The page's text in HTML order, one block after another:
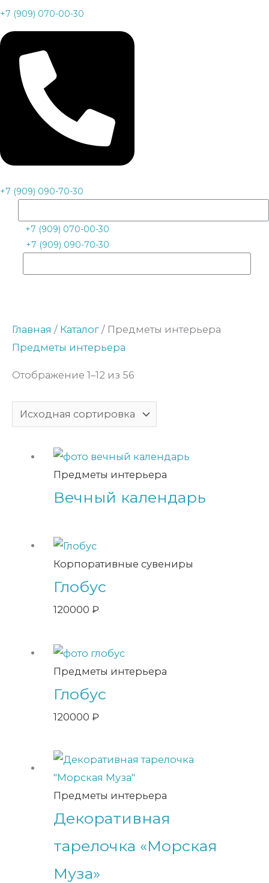
+7 (909) 070-00-30
+7 (909) 090-70-30
+7 (909) 070-00-30
+7 (909) 090-70-30
Главная / Каталог / Предметы интерьера
Предметы интерьера
Отображение 1–12 из 56
Предметы интерьера
Вечный календарь
Корпоративные сувениры
Глобус
120000₽
Предметы интерьера
Глобус
120000₽
Предметы интерьера
Декоративная
тарелочка «Морская
Муза»